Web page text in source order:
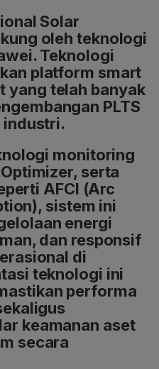
Solar
oleh teknologi
Teknologi
platform smart
yang telah banyak
PLTS
industri.
monitoring
serta
AFCI (Arc
sistem ini
energi
dan responsif
di
teknologi ini
performa
keamanan aset
secara